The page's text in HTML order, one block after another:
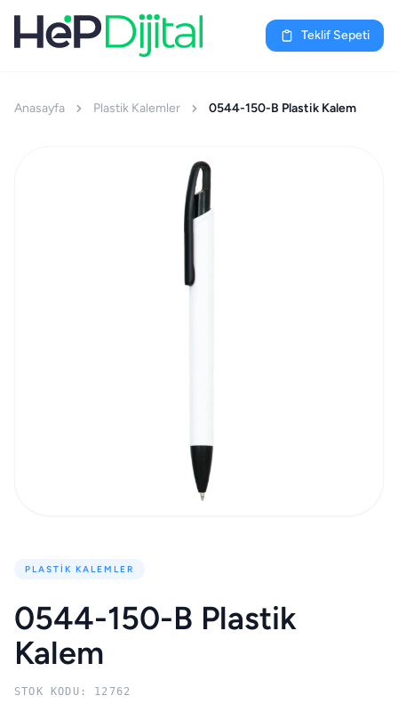
Teklif Sepeti
Anasayfa Plastik Kalemler 0544-150-B Plastik Kalem
PLASTIK KALEMLER
0544-150-B Plastik
Kalem
STOK KODU: 12762